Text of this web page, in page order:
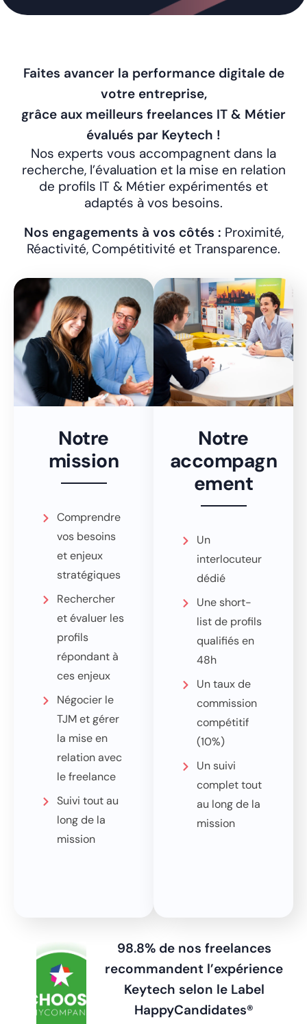
Faites avancer la performance digitale de
votre entreprise,
grâce aux meilleurs freelances IT & Métier
évalués par Keytech !
Nos experts vous accompagnent dans la
recherche, l’évaluation et la mise en relation
de profils IT & Métier expérimentés et
adaptés à vos besoins.
Nos engagements à vos côtés : Proximité,
Réactivité, Compétitivité et Transparence.
Notre
mission
Comprendre
vos besoins
et enjeux
stratégiques
Rechercher
et évaluer les
profils
répondant à
ces enjeux
Négocier le
TJM et gérer
la mise en
relation avec
le freelance
Suivi tout au
long de la
mission
Notre
accompagn
ement
Un
interlocuteur
dédié
Une short-
list de profils
qualifiés en
48h
Un taux de
commission
compétitif
(10%)
Un suivi
complet tout
au long de la
mission
98.8% de nos freelances
recommandent l’expérience
Keytech selon le Label
HappyCandidates®